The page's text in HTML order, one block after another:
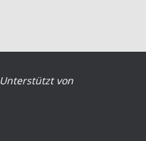
Unterstützt von